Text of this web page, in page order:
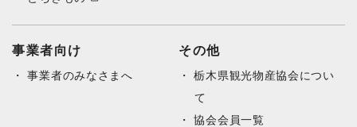
事業者向け
事業者のみなさまへ
その他
栃木県観光物産協会につい
て
協会会員一覧